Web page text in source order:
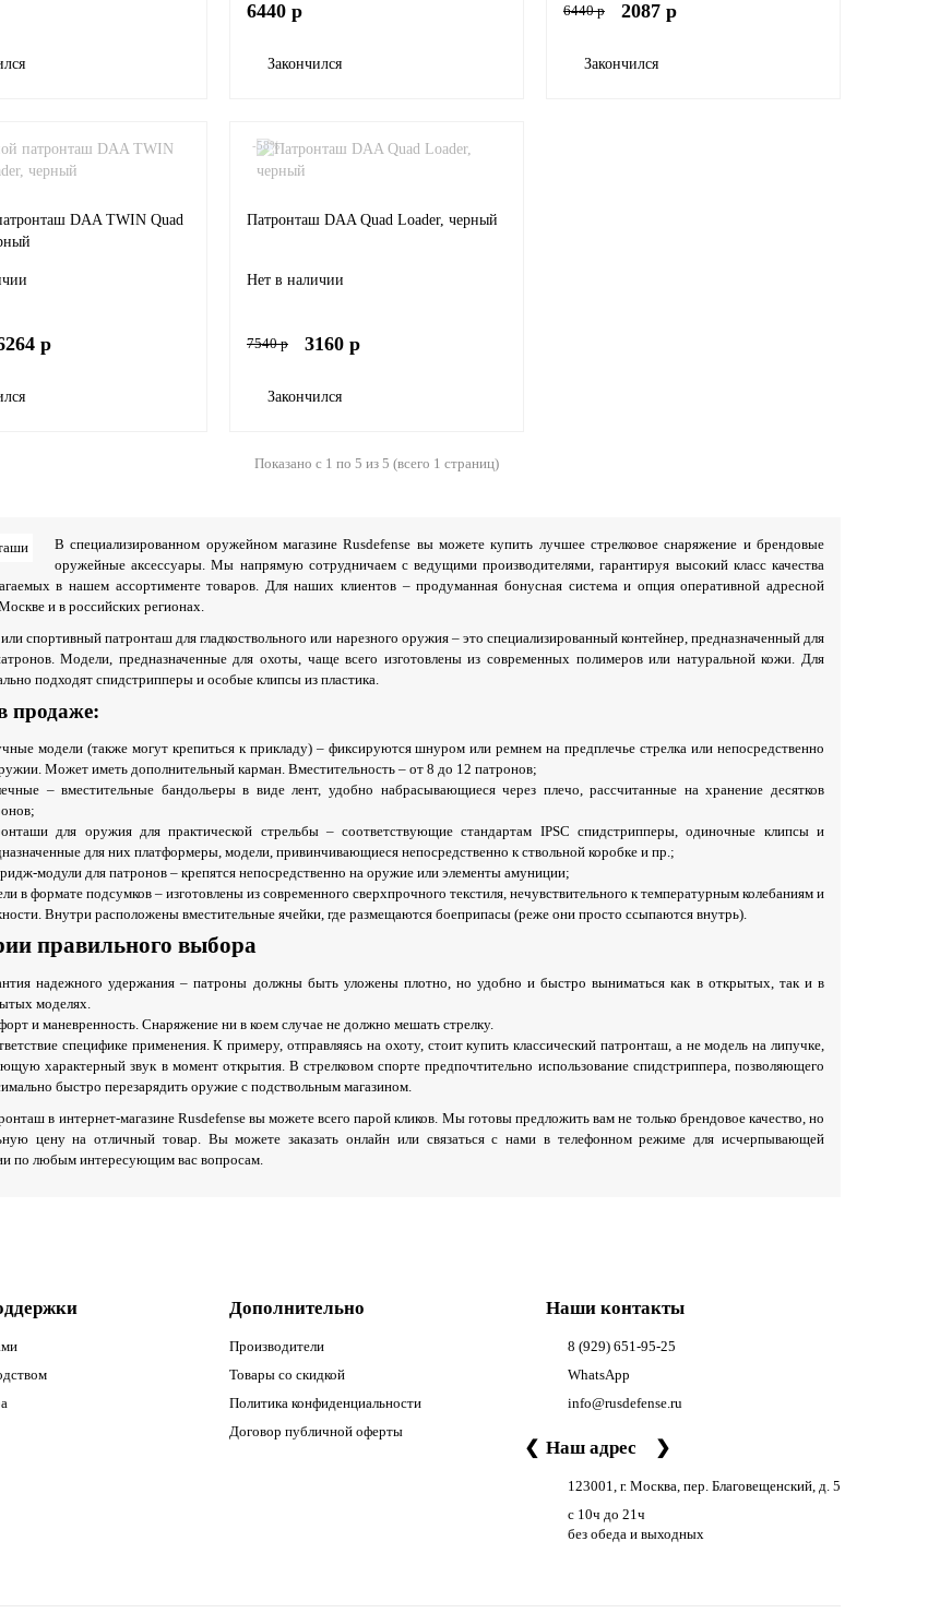
6440 р
Закончился
6440 р 2087 р
Закончился
DAA TWIN Quad
р
-58%
Патронташ DAA Quad Loader, черный
Нет в наличии
7540 р 3160 р
Закончился
Показано с 1 по 5 из 5 (всего 1 страниц)
В специализированном оружейном магазине Rusdefense вы можете купить лучшее стрелковое снаряжение и брендовые
оружейные аксессуары. Мы напрямую сотрудничаем с ведущими производителями, гарантируя высокий класс качества
в нашем ассортименте товаров. Для наших клиентов – продуманная бонусная система и опция оперативной адресной
и в российских регионах.
спортивный патронташ для гладкоствольного или нарезного оружия – это специализированный контейнер, предназначенный для
Модели, предназначенные для охоты, чаще всего изготовлены из современных полимеров или натуральной кожи. Для
подходят спидстрипперы и особые клипсы из пластика.
продаже:
модели (также могут крепиться к прикладу) – фиксируются шнуром или ремнем на предплечье стрелка или непосредственно
Может иметь дополнительный карман. Вместительность – от 8 до 12 патронов;
– вместительные бандольеры в виде лент, удобно набрасывающиеся через плечо, рассчитанные на хранение десятков
для оружия для практической стрельбы – соответствующие стандартам IPSC спидстрипперы, одиночные клипсы и
для них платформеры, модели, привинчивающиеся непосредственно к ствольной коробке и пр.;
модули для патронов – крепятся непосредственно на оружие или элементы амуниции;
в формате подсумков – изготовлены из современного сверхпрочного текстиля, нечувствительного к температурным колебаниям и
Внутри расположены вместительные ячейки, где размещаются боеприпасы (реже они просто ссыпаются внутрь).
правильного выбора
надежного удержания – патроны должны быть уложены плотно, но удобно и быстро выниматься как в открытых, так и в
моделях.
и маневренность. Снаряжение ни в коем случае не должно мешать стрелку.
специфике применения. К примеру, отправляясь на охоту, стоит купить классический патронташ, а не модель на липучке,
характерный звук в момент открытия. В стрелковом спорте предпочтительно использование спидстриппера, позволяющего
быстро перезарядить оружие с подствольным магазином.
в интернет-магазине Rusdefense вы можете всего парой кликов. Мы готовы предложить вам не только брендовое качество, но
цену на отличный товар. Вы можете заказать онлайн или связаться с нами в телефонном режиме для исчерпывающей
по любым интересующим вас вопросам.
Дополнительно
Производители
Товары со скидкой
Политика конфиденциальности
Договор публичной оферты
Наши контакты
8 (929) 651-95-25
WhatsApp
info@rusdefense.ru
❮ Наш адрес ❯
123001, г. Москва, пер. Благовещенский, д. 5
с 10ч до 21ч
без обеда и выходных